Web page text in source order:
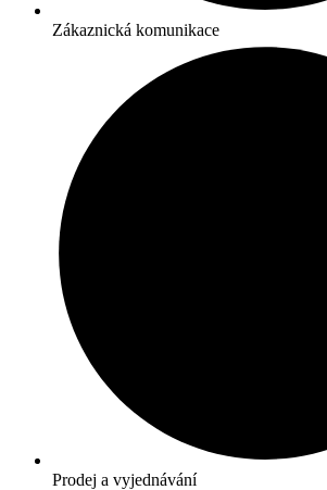
Zákaznická komunikace
Prodej a vyjednávání